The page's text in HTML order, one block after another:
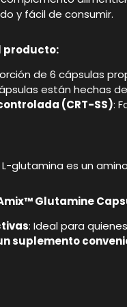
y fácil de consumir.
producto:
de 6 cápsulas
están hechas
(CRT-SS):
L-glutamina es un
Glutamine
: Ideal para
suplemento